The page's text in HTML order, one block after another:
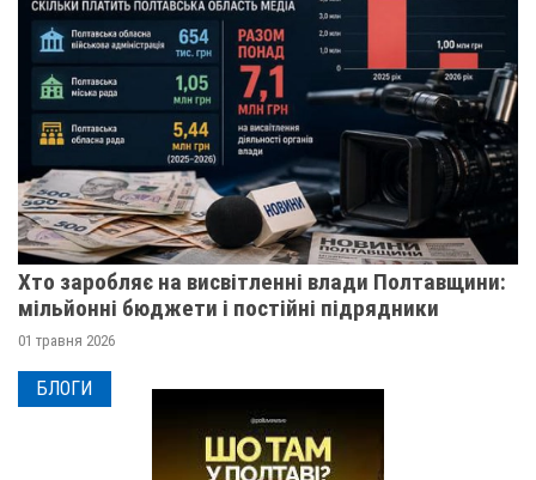
Хто заробляє на висвітленні влади Полтавщини:
мільйонні бюджети і постійні підрядники
01 травня 2026
БЛОГИ